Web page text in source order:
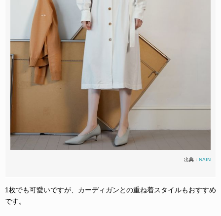
出典： NAIN
1枚でも可愛いですが、カーディガンとの重ね着スタイルもおすすめ
です。